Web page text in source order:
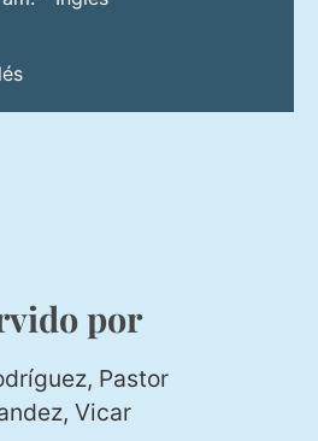
por
Pastor
Vicar